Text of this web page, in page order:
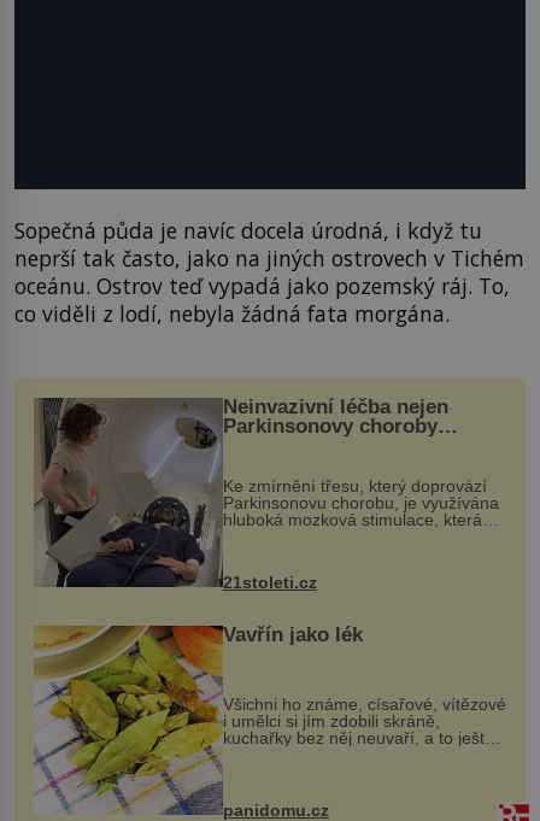
Sopečná půda je navíc docela úrodná, i když tu
neprší tak často, jako na jiných ostrovech v Tichém
oceánu. Ostrov teď vypadá jako pozemský ráj. To,
co viděli z lodí, nebyla žádná fata morgána.
Neinvazivní léčba nejen
Parkinsonovy choroby
Ke zmírnění třesu, který doprovází
Parkinsonovu chorobu, je využívána
hluboká mozková stimulace, která
však vyžaduje vysoce invazivní
k dostatečně přesnému zacílení ...
21stoleti.cz
Vavřín jako lék
Všichni ho známe, císařové, vítězové
i umělci si jím zdobili skráně,
kuchařky bez něj neuvaří, a to ještě
nevíte, že bobkový list může výrazně
zmírnit některé naše neduhy.
Obsahuje v malém množství ně...
panidomu.cz